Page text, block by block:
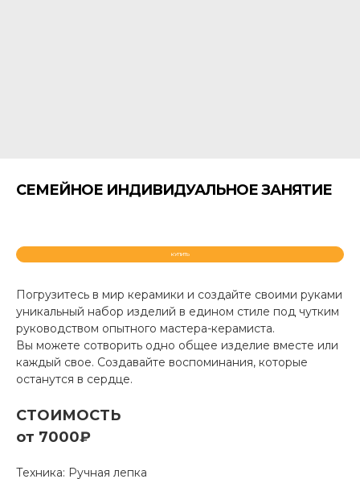
СЕМЕЙНОЕ ИНДИВИДУАЛЬНОЕ ЗАНЯТИЕ
КУПИТЬ
Погрузитесь в мир керамики и создайте своими руками
уникальный набор изделий в едином стиле под чутким
руководством опытного мастера-керамиста.
Вы можете сотворить одно общее изделие вместе или
каждый свое. Создавайте воспоминания, которые
останутся в сердце.
СТОИМОСТЬ
от 7000₽
Техника: Ручная лепка